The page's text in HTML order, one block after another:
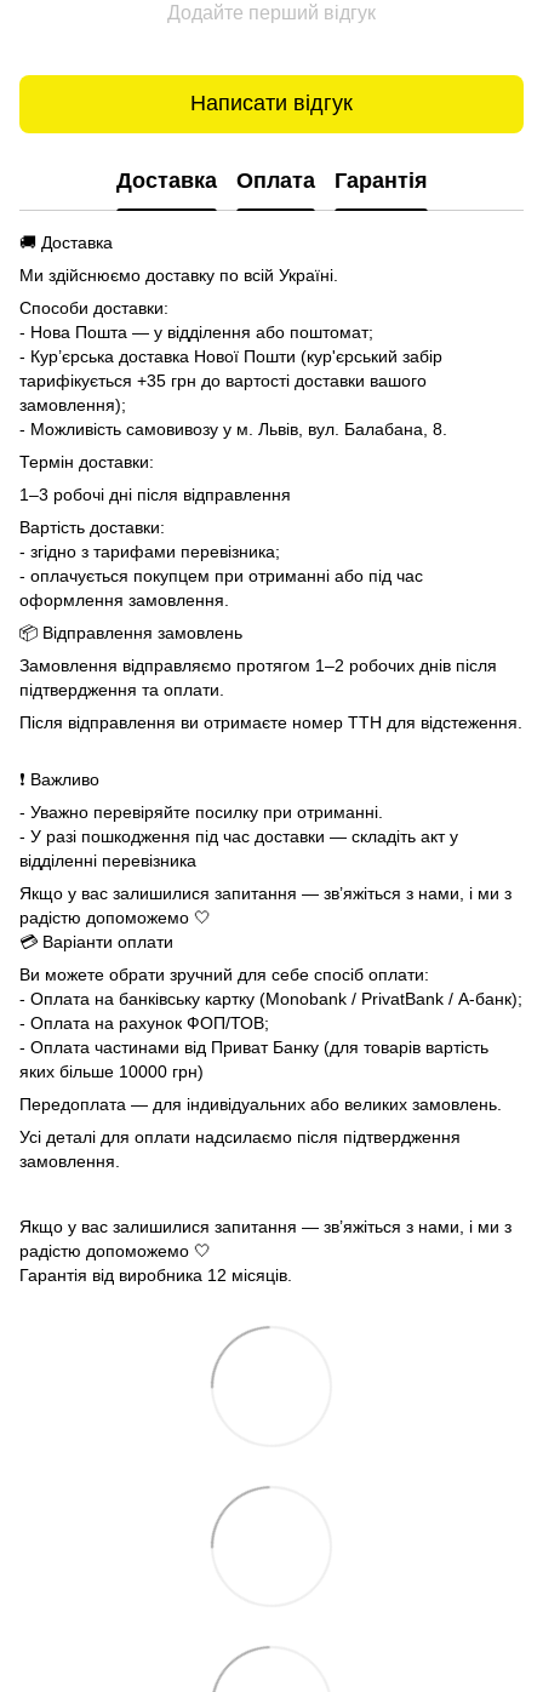
Додайте перший відгук
Написати відгук
Доставка Оплата Гарантія
🚚 Доставка
Ми здійснюємо доставку по всій Україні.
Способи доставки:
- Нова Пошта — у відділення або поштомат;
- Кур’єрська доставка Нової Пошти (кур'єрський забір
тарифікується +35 грн до вартості доставки вашого
замовлення);
- Можливість самовивозу у м. Львів, вул. Балабана, 8.
Термін доставки:
1–3 робочі дні після відправлення
Вартість доставки:
- згідно з тарифами перевізника;
- оплачується покупцем при отриманні або під час
оформлення замовлення.
📦 Відправлення замовлень
Замовлення відправляємо протягом 1–2 робочих днів після
підтвердження та оплати.
Після відправлення ви отримаєте номер ТТН для відстеження.
❗ Важливо
- Уважно перевіряйте посилку при отриманні.
- У разі пошкодження під час доставки — складіть акт у
відділенні перевізника
Якщо у вас залишилися запитання — зв’яжіться з нами, і ми з
радістю допоможемо 🤍
💳 Варіанти оплати
Ви можете обрати зручний для себе спосіб оплати:
- Оплата на банківську картку (Monobank / PrivatBank / А-банк);
- Оплата на рахунок ФОП/ТОВ;
- Оплата частинами від Приват Банку (для товарів вартість
яких більше 10000 грн)
Передоплата — для індивідуальних або великих замовлень.
Усі деталі для оплати надсилаємо після підтвердження
замовлення.
Якщо у вас залишилися запитання — зв’яжіться з нами, і ми з
радістю допоможемо 🤍
Гарантія від виробника 12 місяців.